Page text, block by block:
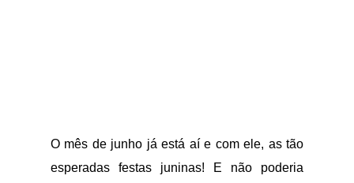
O mês de junho já está aí e com ele, as tão
esperadas festas juninas! E não poderia